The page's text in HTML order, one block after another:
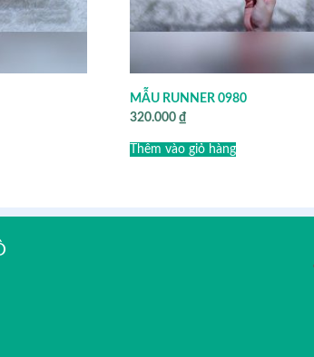
MẪU RUNNER 0980
320.000₫
Thêm vào giỏ hàng